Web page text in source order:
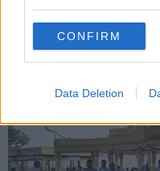
CONFIRM
Data Deletion
Pellegrini a Kyaiktijo